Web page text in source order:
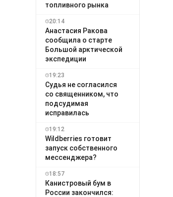
топливного рынка
20:14
Анастасия Ракова
сообщила о старте
Большой арктической
экспедиции
19:23
Судья не согласился
со священником, что
подсудимая
исправилась
19:12
Wildberries готовит
запуск собственного
мессенджера?
18:57
Канистровый бум в
России закончился: